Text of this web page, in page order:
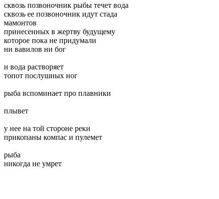
сквозь позвоночник рыбы течет вода
сквозь ее позвоночник идут стада
мамонтов
принесенных в жертву будущему
которое пока не придумали
ни вавилов ни бог
и вода растворяет
топот послушных ног
рыба вспоминает про плавники
плывет
у нее на той стороне реки
прикопаны компас и пулемет
рыба
никогда не умрет